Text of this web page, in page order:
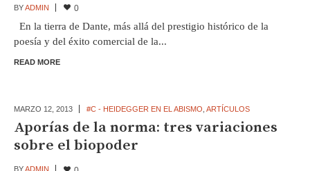
BYADMIN 0
En la tierra de Dante, más allá del prestigio histórico de la
poesía y del éxito comercial de la...
READ MORE
MARZO 12, 2013 #C - HEIDEGGER EN EL ABISMO, ARTÍCULOS
Aporías de la norma: tres variaciones
sobre el biopoder
BYADMIN